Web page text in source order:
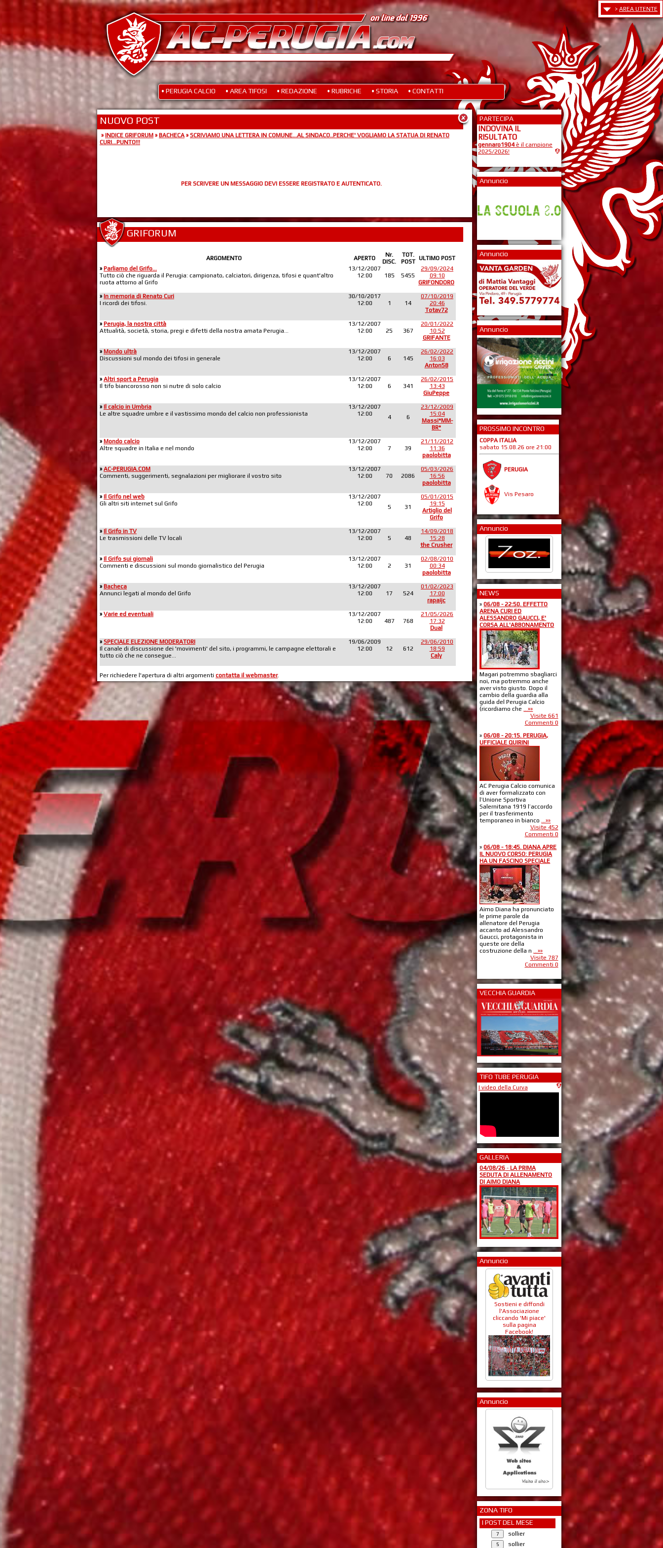
> AREA UTENTE
• PERUGIA CALCIO • AREA TIFOSI • REDAZIONE • RUBRICHE • STORIA • CONTATTI
NUOVO POST
» INDICE GRIFORUM » BACHECA » SCRIVIAMO UNA LETTERA IN COMUNE...AL SINDACO..PERCHE' VOGLIAMO LA STATUA DI RENATO
CURI...PUNTO!!!
PER SCRIVERE UN MESSAGGIO DEVI ESSERE REGISTRATO E AUTENTICATO.
GRIFORUM
ARGOMENTO APERTO
Nr.
DISC.
TOT.
POST ULTIMO POST
» Parliamo del Grifo...
Tutto ciò che riguarda il Perugia: campionato, calciatori, dirigenza, tifosi e quant'altro
ruota attorno al Grifo
13/12/2007
12:00
185 5455
29/09/2024
09:10
GRIFONDORO
» In memoria di Renato Curi
I ricordi dei tifosi.
30/10/2017
12:00
1 14
07/10/2019
20:46
Totav72
» Perugia, la nostra città
Attualità, società, storia, pregi e difetti della nostra amata Perugia...
13/12/2007
12:00
25 367
20/01/2022
10:52
GRIFANTE
» Mondo ultrà
Discussioni sul mondo dei tifosi in generale
13/12/2007
12:00
6 145
26/02/2022
16:03
Anton58
» Altri sport a Perugia
Il tifo biancorosso non si nutre di solo calcio
13/12/2007
12:00
6 341
26/02/2015
13:43
GiuPeppe
» Il calcio in Umbria
Le altre squadre umbre e il vastissimo mondo del calcio non professionista
13/12/2007
12:00
4 6
23/12/2009
15:04
Massi*MM-
BR*
» Mondo calcio
Altre squadre in Italia e nel mondo
13/12/2007
12:00
7 39
21/11/2012
11:36
paolobitta
» AC-PERUGIA.COM
Commenti, suggerimenti, segnalazioni per migliorare il vostro sito
13/12/2007
12:00
70 2086
05/03/2026
16:56
paolobitta
» Il Grifo nel web
Gli altri siti internet sul Grifo
13/12/2007
12:00
5 31
05/01/2015
19:15
Artiglio del
Grifo
» Il Grifo in TV
Le trasmissioni delle TV locali
13/12/2007
12:00
5 48
14/09/2018
15:28
the Crusher
» Il Grifo sui giornali
Commenti e discussioni sul mondo giornalistico del Perugia
13/12/2007
12:00
2 31
02/08/2010
00:34
paolobitta
» Bacheca
Annunci legati al mondo del Grifo
13/12/2007
12:00
17 524
01/02/2023
17:00
rapaijc
» Varie ed eventuali
13/12/2007
12:00
487 768
21/05/2026
17:32
Dual
» SPECIALE ELEZIONE MODERATORI
Il canale di discussione dei 'movimenti' del sito, i programmi, le campagne elettorali e
tutto ciò che ne consegue...
19/06/2009
12:00
12 612
29/06/2010
18:59
Caly
Per richiedere l'apertura di altri argomenti contatta il webmaster.
PARTECIPA
INDOVINA IL
RISULTATO
gennaro1904è il campione
2025/2026!
Annuncio
Annuncio
Annuncio
PROSSIMO INCONTRO
COPPA ITALIA
sabato 15.08.26 ore 21:00
PERUGIA
Vis Pesaro
Annuncio
NEWS
»06/08 - 22:50. EFFETTO
ARENA CURI ED
ALESSANDRO GAUCCI, E'
CORSA ALL'ABBONAMENTO
Magari potremmo sbagliarci
noi, ma potremmo anche
aver visto giusto. Dopo il
cambio della guardia alla
guida del Perugia Calcio
(ricordiamo che
...»»
Visite 661
Commenti 0
»06/08 - 20:15. PERUGIA,
UFFICIALE QUIRINI
AC Perugia Calcio comunica
di aver formalizzato con
l’Unione Sportiva
Salernitana 1919 l’accordo
per il trasferimento
temporaneo in bianco
...»»
Visite 452
Commenti 0
»06/08 - 18:45. DIANA APRE
IL NUOVO CORSO: PERUGIA
HA UN FASCINO SPECIALE
Aimo Diana ha pronunciato
le prime parole da
allenatore del Perugia
accanto ad Alessandro
Gaucci, protagonista in
queste ore della
costruzione della n
...»»
Visite 787
Commenti 0
VECCHIA GUARDIA
TIFO TUBE PERUGIA
I video della Curva
GALLERIA
04/08/26 - LA PRIMA
SEDUTA DI ALLENAMENTO
DI AIMO DIANA
Annuncio
Sostieni e diffondi
l'Associazione
cliccando 'Mi piace'
sulla pagina
Facebook!
Annuncio
ZONA TIFO
I POST DEL MESE
sollier
sollier